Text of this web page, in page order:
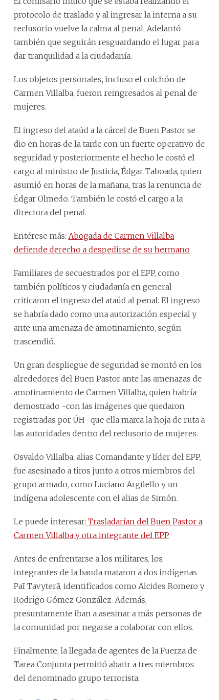
protocolo de traslado y al ingresar la interna a su
reclusorio vuelve la calma al penal. Adelantó
también que seguirán resguardando el lugar para
dar tranquilidad a la ciudadanía.
Los objetos personales, incluso el colchón de
Carmen Villalba, fueron reingresados al penal de
mujeres.
El ingreso del ataúd a la cárcel de Buen Pastor se
dio en horas de la tarde con un fuerte operativo de
seguridad y posteriormente el hecho le costó el
cargo al ministro de Justicia, Édgar Taboada, quien
asumió en horas de la mañana, tras la renuncia de
Édgar Olmedo. También le costó el cargo a la
directora del penal.
Entérese más: Abogada de Carmen Villalba
defiende derecho a despedirse de su hermano
Familiares de secuestrados por el EPP, como
también políticos y ciudadanía en general
criticaron el ingreso del ataúd al penal. El ingreso
se habría dado como una autorización especial y
ante una amenaza de amotinamiento, según
trascendió.
Un gran despliegue de seguridad se montó en los
alrededores del Buen Pastor ante las amenazas de
amotinamiento de Carmen Villalba, quien habría
demostrado -con las imágenes que quedaron
registradas por ÚH- que ella marca la hoja de ruta a
las autoridades dentro del reclusorio de mujeres.
Osvaldo Villalba, alias Comandante y líder del EPP,
fue asesinado a tiros junto a otros miembros del
grupo armado, como Luciano Argüello y un
indígena adolescente con el alias de Simón.
Le puede interesar: Trasladarían del Buen Pastor a
Carmen Villalba y otra integrante del EPP
Antes de enfrentarse a los militares, los
integrantes de la banda mataron a dos indígenas
Paĩ Tavyterã, identificados como Alcides Romero y
Rodrigo Gómez González. Además,
presuntamente iban a asesinar a más personas de
la comunidad por negarse a colaborar con ellos.
Finalmente, la llegada de agentes de la Fuerza de
Tarea Conjunta permitió abatir a tres miembros
del denominado grupo terrorista.